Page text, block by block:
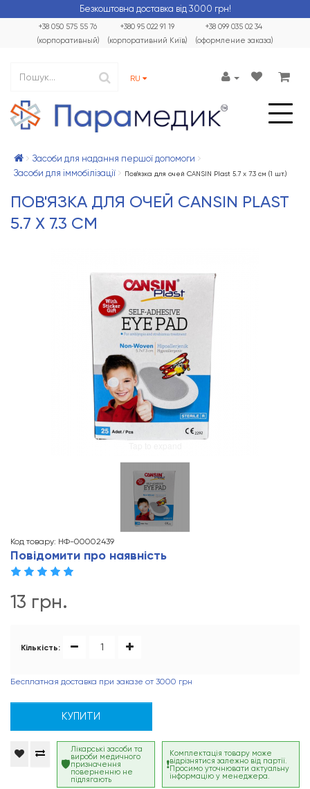
Безкоштовна доставка від 3000 грн!
+38 099 035 02 34
(оформление заказа)
+38 050 575 55 76
(корпоративный)
+380 95 022 91 19
(корпоративний Київ)
RU
Засоби для надання першої допомоги
Засоби для іммобілізації
Пов'язка для очей CANSIN Plast 5.7 x 7.3 см (1 шт.)
ПОВ'ЯЗКА ДЛЯ ОЧЕЙ CANSIN PLAST
5.7 X 7.3 СМ
Код товару: НФ-00002439
Повідомити про наявність
13 грн.
Кількість:
Бесплатная доставка при заказе от 3000 грн
КУПИТИ
Лікарські засоби та
вироби медичного
призначення
поверненню не
підлягають
Комплектація товару може
відрізнятися залежно від партії.
Просимо уточнювати актуальну
інформацію у менеджера.